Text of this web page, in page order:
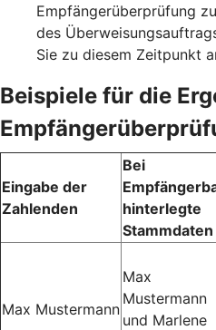
Empfängerüberprüfung
des
Sie zu diesem Zeitpunkt
Beispiele für die
Eingabe der
Zahlenden
Bei
hinterlegte
Stammdaten
Max Mustermann
Max
Mustermann
und Marlene